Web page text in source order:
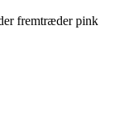
fremtræder pink